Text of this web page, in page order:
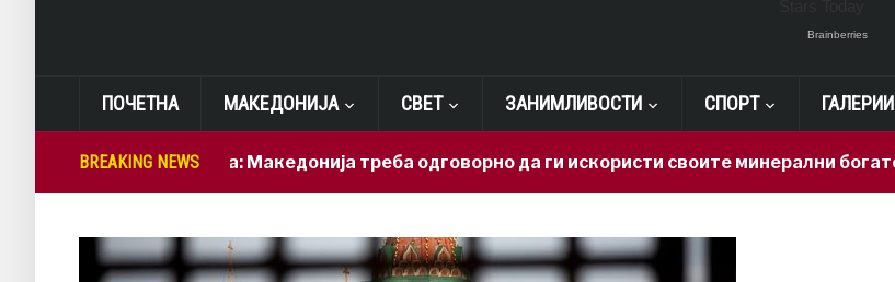
ПОЧЕТНА МАКЕДОНИЈА СВЕТ ЗАНИМЛИВОСТИ СПОРТ ГАЛЕРИИ
BREAKING NEWS
Лепиткова: Македонија треба одговорно да ги искористи своите минерални богатства